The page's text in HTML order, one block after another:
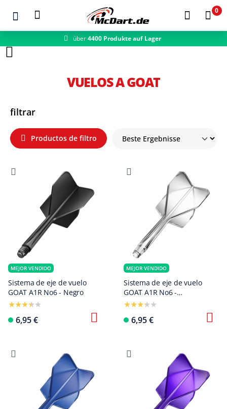
Zum Hauptinhalt springen
0
über4400 Produkte auf Lager
schneller Versand
VUELOS A GOAT
filtrar
Productos de filtro
MEJOR VENDIDO
Sistema de eje de vuelo
GOAT A1R No6 - Negro
6,95 €
MEJOR VENDIDO
Sistema de eje de vuelo
GOAT A1R No6 -
Transparente
6,95 €